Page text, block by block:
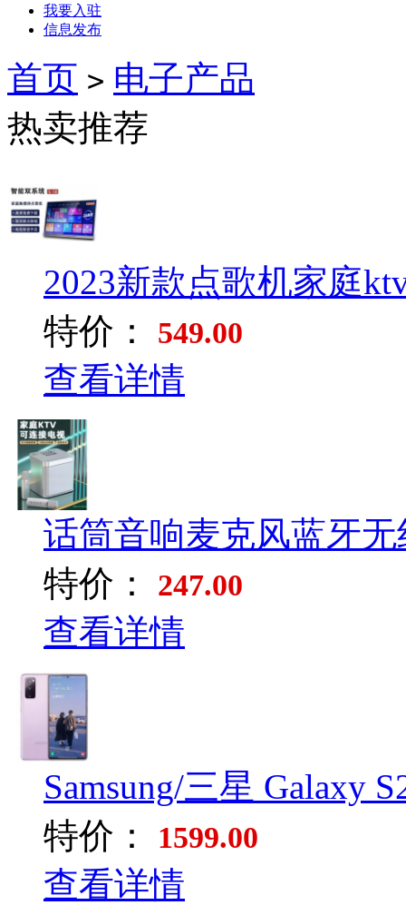
我要入驻
信息发布
首页 > 电子产品
热卖推荐
2023新款点歌机家庭
特价：
549.00
查看详情
话筒音响麦克风蓝牙
特价：
247.00
查看详情
Samsung/三星 Galaxy
特价：
1599.00
查看详情